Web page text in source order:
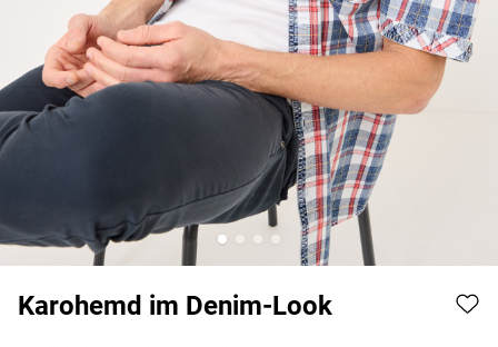
Karohemd im Denim-Look